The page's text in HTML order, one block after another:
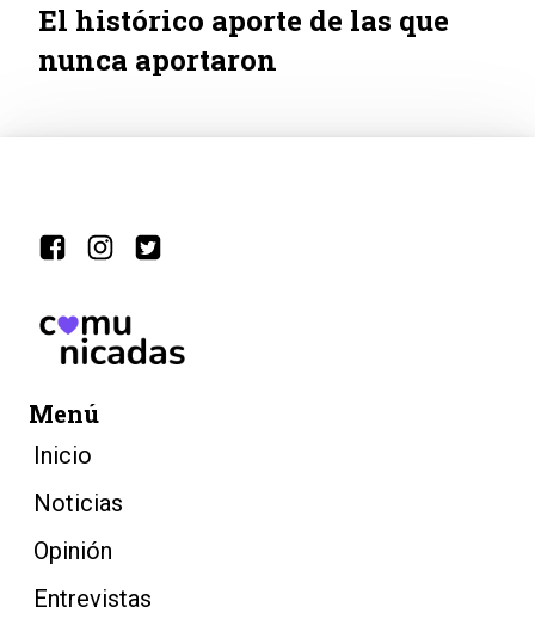
El histórico aporte de las que
nunca aportaron
Menú
Inicio
Noticias
Opinión
Entrevistas